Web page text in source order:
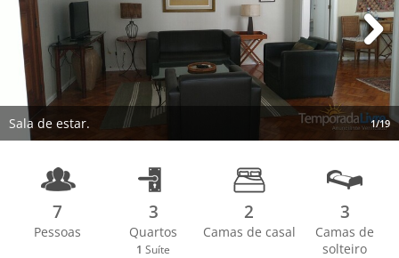
Sala de estar. 1/19
Next
7
Pessoas
3
Quartos
1 Suíte
2
Camas de casal
3
Camas de
solteiro